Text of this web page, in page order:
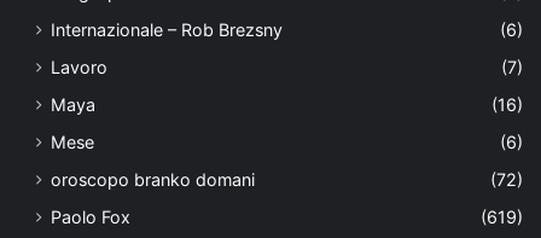
Internazionale – Rob Brezsny
(6)
Lavoro
(7)
Maya
(16)
Mese
(6)
oroscopo branko domani
(72)
Paolo Fox
(619)